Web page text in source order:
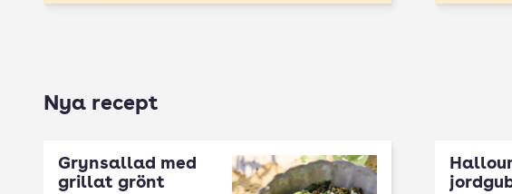
Nya recept
Grynsallad med
grillat grönt